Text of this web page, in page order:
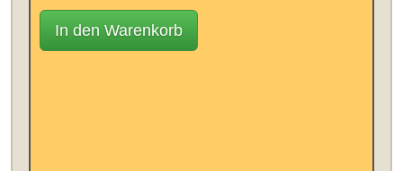
In den Warenkorb